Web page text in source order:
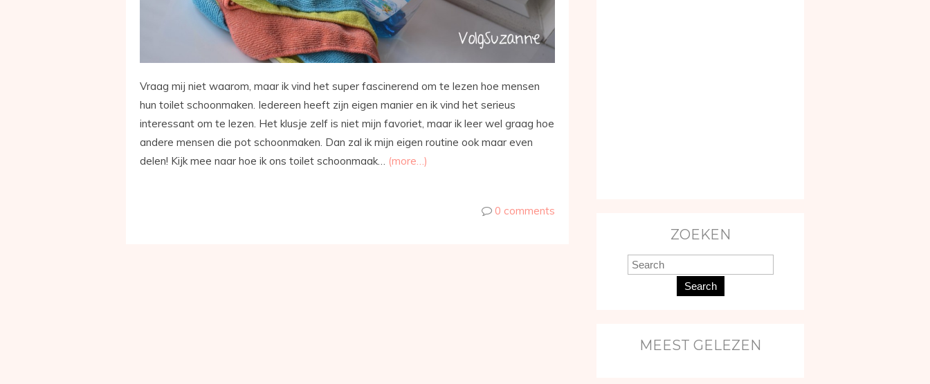
Vraag mij niet waarom, maar ik vind het super fascinerend om te lezen hoe mensen
hun toilet schoonmaken. Iedereen heeft zijn eigen manier en ik vind het serieus
interessant om te lezen. Het klusje zelf is niet mijn favoriet, maar ik leer wel graag hoe
andere mensen die pot schoonmaken. Dan zal ik mijn eigen routine ook maar even
delen! Kijk mee naar hoe ik ons toilet schoonmaak… (more…)
0 comments
ZOEKEN
Search
MEEST GELEZEN